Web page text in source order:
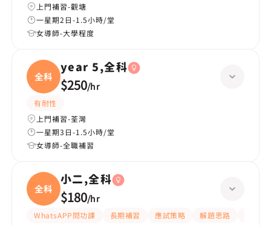
上門補習-觀塘
一星期2日-1.5小時/堂
女導師-大學程度
全科
year 5,全科
$250/hr
有耐性
上門補習-荃灣
一星期3日-1.5小時/堂
女導師-全職補習
全科
小二,全科
$180/hr
WhatsAPP問功課 長期補習 應試策略 解題思路